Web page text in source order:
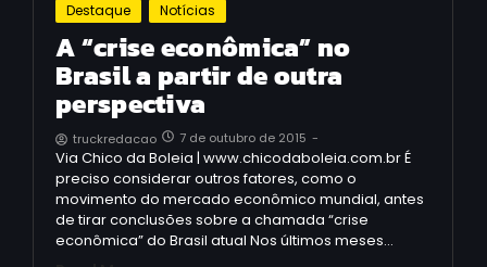
Destaque Notícias
A “crise econômica” no
Brasil a partir de outra
perspectiva
truckredacao 7 de outubro de 2015 -
Via Chico da Boleia | www.chicodaboleia.com.br É
preciso considerar outros fatores, como o
movimento do mercado econômico mundial, antes
de tirar conclusões sobre a chamada “crise
econômica” do Brasil atual Nos últimos meses…